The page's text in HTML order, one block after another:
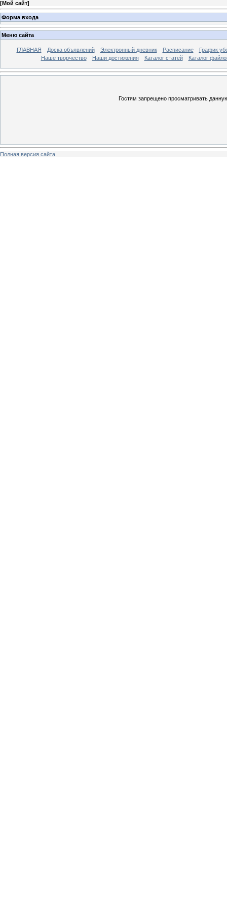
[Мой сайт]
Форма входа
Меню сайта
ГЛАВНАЯ Доска объявлений Электронный дневник Расписание
График
Наше творчество
Наши достижения Каталог статей Каталог
Гостям запрещено просматривать
Полная версия сайта